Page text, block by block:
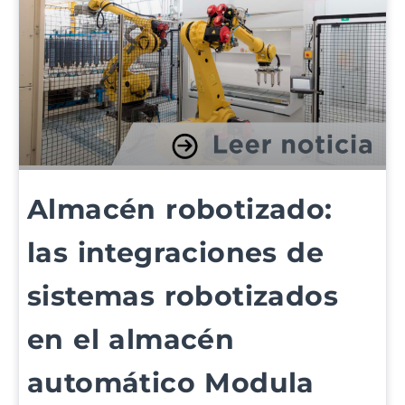
Almacén robotizado:
las integraciones de
sistemas robotizados
en el almacén
automático Modula